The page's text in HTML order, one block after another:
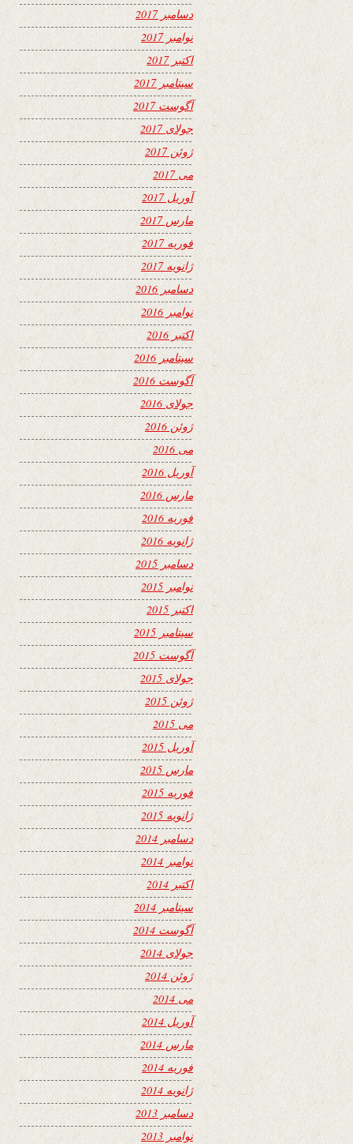
دسامبر 2017
نوامبر 2017
اکتبر 2017
سپتامبر 2017
آگوست 2017
جولای 2017
ژوئن 2017
می 2017
آوریل 2017
مارس 2017
فوریه 2017
ژانویه 2017
دسامبر 2016
نوامبر 2016
اکتبر 2016
سپتامبر 2016
آگوست 2016
جولای 2016
ژوئن 2016
می 2016
آوریل 2016
مارس 2016
فوریه 2016
ژانویه 2016
دسامبر 2015
نوامبر 2015
اکتبر 2015
سپتامبر 2015
آگوست 2015
جولای 2015
ژوئن 2015
می 2015
آوریل 2015
مارس 2015
فوریه 2015
ژانویه 2015
دسامبر 2014
نوامبر 2014
اکتبر 2014
سپتامبر 2014
آگوست 2014
جولای 2014
ژوئن 2014
می 2014
آوریل 2014
مارس 2014
فوریه 2014
ژانویه 2014
دسامبر 2013
نوامبر 2013